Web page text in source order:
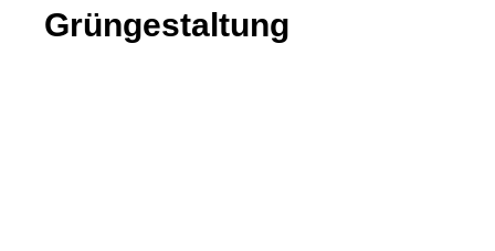
Grüngestaltung